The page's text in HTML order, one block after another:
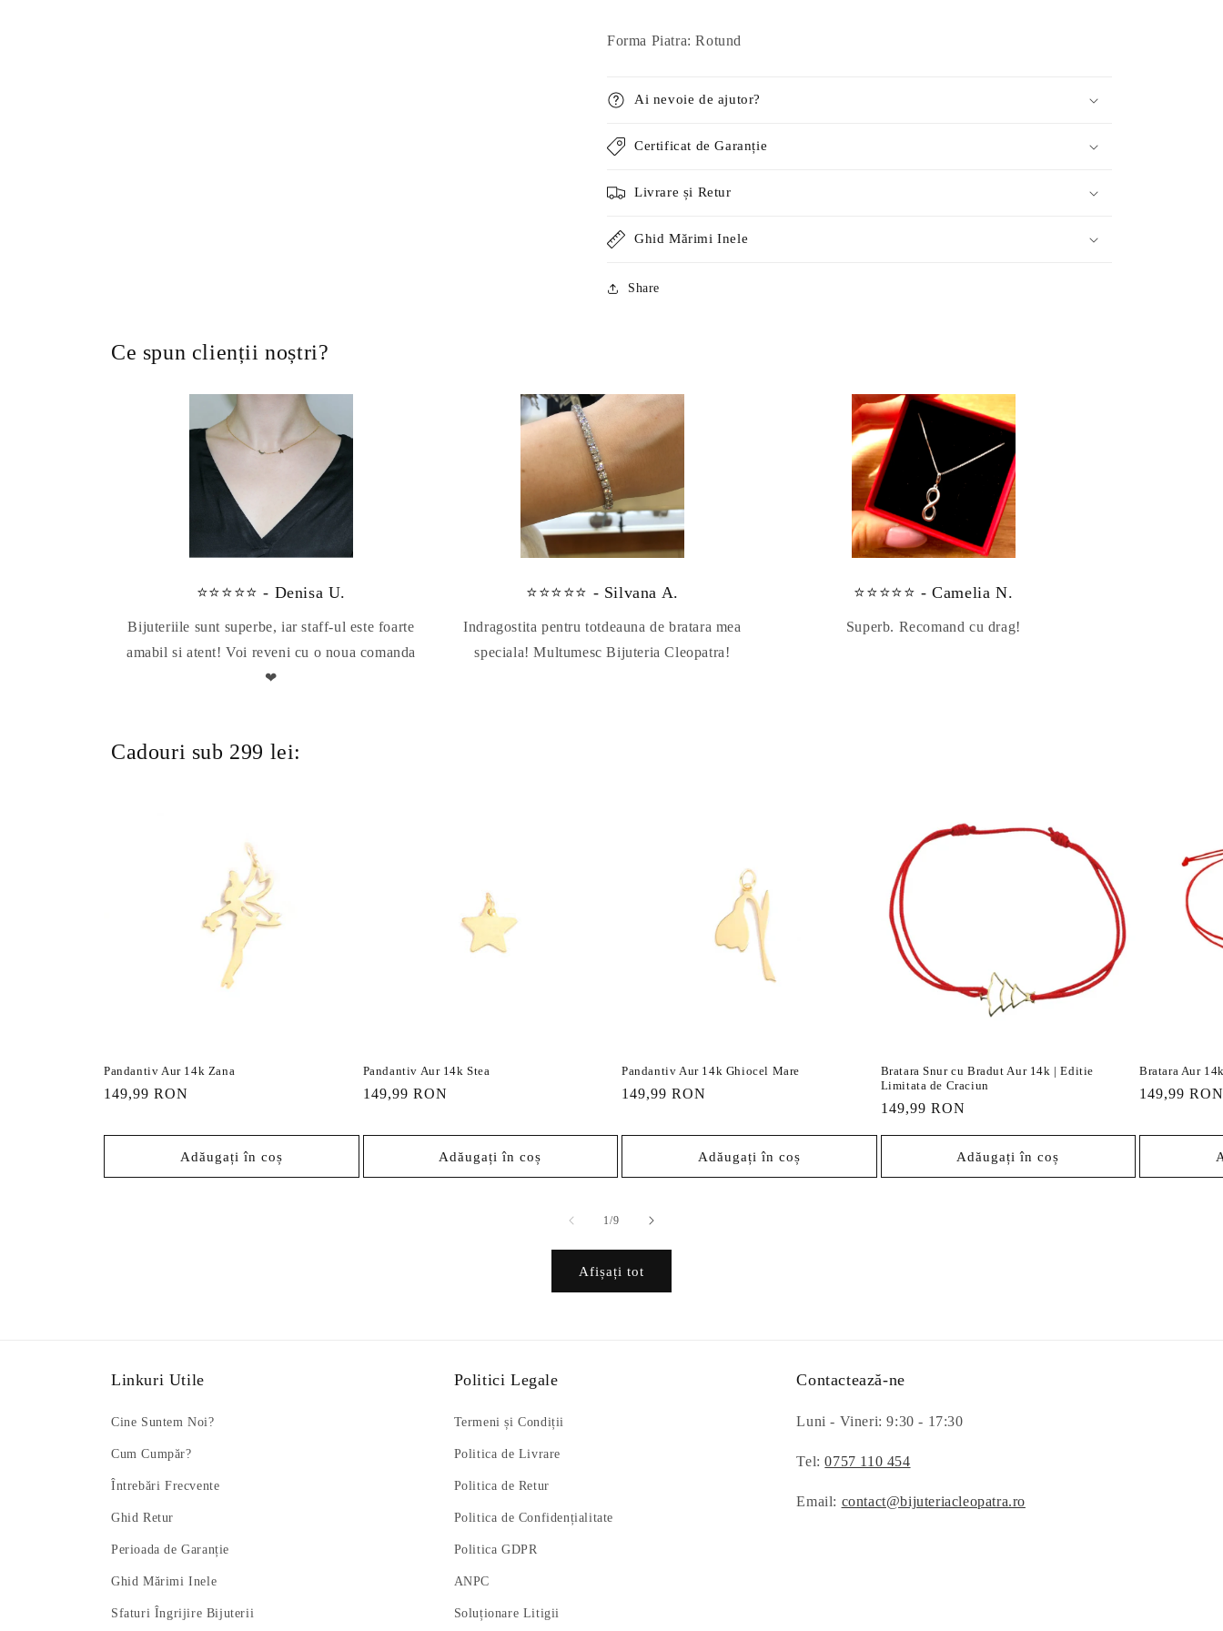
Forma Piatra: Rotund
Ai nevoie de ajutor?
Certificat de Garanție
Livrare și Retur
Ghid Mărimi Inele
Share
Ce spun clienții noștri?
⭐⭐⭐⭐⭐ - Denisa U.
Bijuteriile sunt superbe, iar staff-ul este foarte
amabil si atent! Voi reveni cu o noua comanda
❤
⭐⭐⭐⭐⭐ - Silvana A.
Indragostita pentru totdeauna de bratara mea
speciala! Multumesc Bijuteria Cleopatra!
⭐⭐⭐⭐⭐ - Camelia N.
Superb. Recomand cu drag!
Cadouri sub 299 lei:
Pandantiv Aur 14k Zana
Preț
149,99 RON
Adăugați în coș
Pandantiv Aur 14k Stea
Preț
149,99 RON
Adăugați în coș
Pandantiv Aur 14k Ghiocel Mare
Preț
149,99 RON
Adăugați în coș
Bratara Snur cu Bradut Aur 14k | Editie
Limitata de Craciun
Preț
149,99 RON
Adăugați în coș
Bratara Aur
Preț
149,99 RON
1/din
9
Afișați tot
Linkuri Utile
Cine Suntem Noi?
Cum Cumpăr?
Întrebări Frecvente
Ghid Retur
Perioada de Garanție
Ghid Mărimi Inele
Sfaturi Îngrijire Bijuterii
Politici Legale
Termeni și Condiții
Politica de Livrare
Politica de Retur
Politica de Confidențialitate
Politica GDPR
ANPC
Soluționare Litigii
Contactează-ne
Luni - Vineri: 9:30 - 17:30
Tel:0757 110 454
Email: contact@bijuteriacleopatra.ro